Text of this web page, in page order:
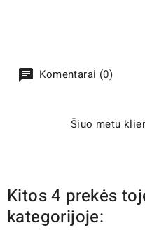
Komentarai (0)
Šiuo metu
Kitos 4 prekės
kategorijoje: